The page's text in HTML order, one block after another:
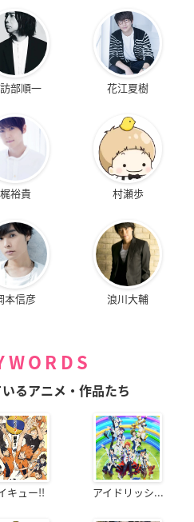
部順一 花江夏樹
梶裕貴 村瀬歩
本信彦 浪川大輔
るアニメ・作品たち
キュー!! アイドリッシ...